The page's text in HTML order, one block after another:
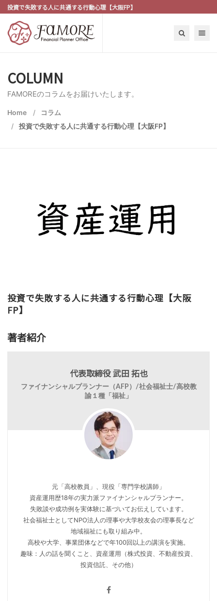
投資で失敗する人に共通する行動心理【大阪FP】
Toggle
COLUMN
FAMOREのコラムをお届けいたします。
Home
コラム
投資で失敗する人に共通する行動心理【大阪FP】
投資で失敗する人に共通する行動心理【大阪
FP】
著者紹介
代表取締役 武田 拓也
ファイナンシャルプランナー（AFP）/社会福祉士/高校教
諭１種「福祉」
元「高校教員」、現役「専門学校講師」
資産運用歴18年の実力派ファイナンシャルプランナー。
失敗談や成功例を実体験に基づいてお伝えしています。
社会福祉士としてNPO法人の理事や大学校友会の理事長など
地域福祉にも取り組み中。
高校や大学、事業団体などで年100回以上の講演を実施。
趣味：人の話を聞くこと、資産運用（株式投資、不動産投資、
投資信託、その他）